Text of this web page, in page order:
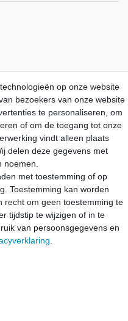
op onze website
bezoekers van onze website
te personaliseren, om
of om de toegang tot onze
vindt alleen plaats
delen deze gegevens met
met toestemming of op
Toestemming kan worden
recht om geen toestemming te
tijdstip te wijzigen of in te
van persoonsgegevens en